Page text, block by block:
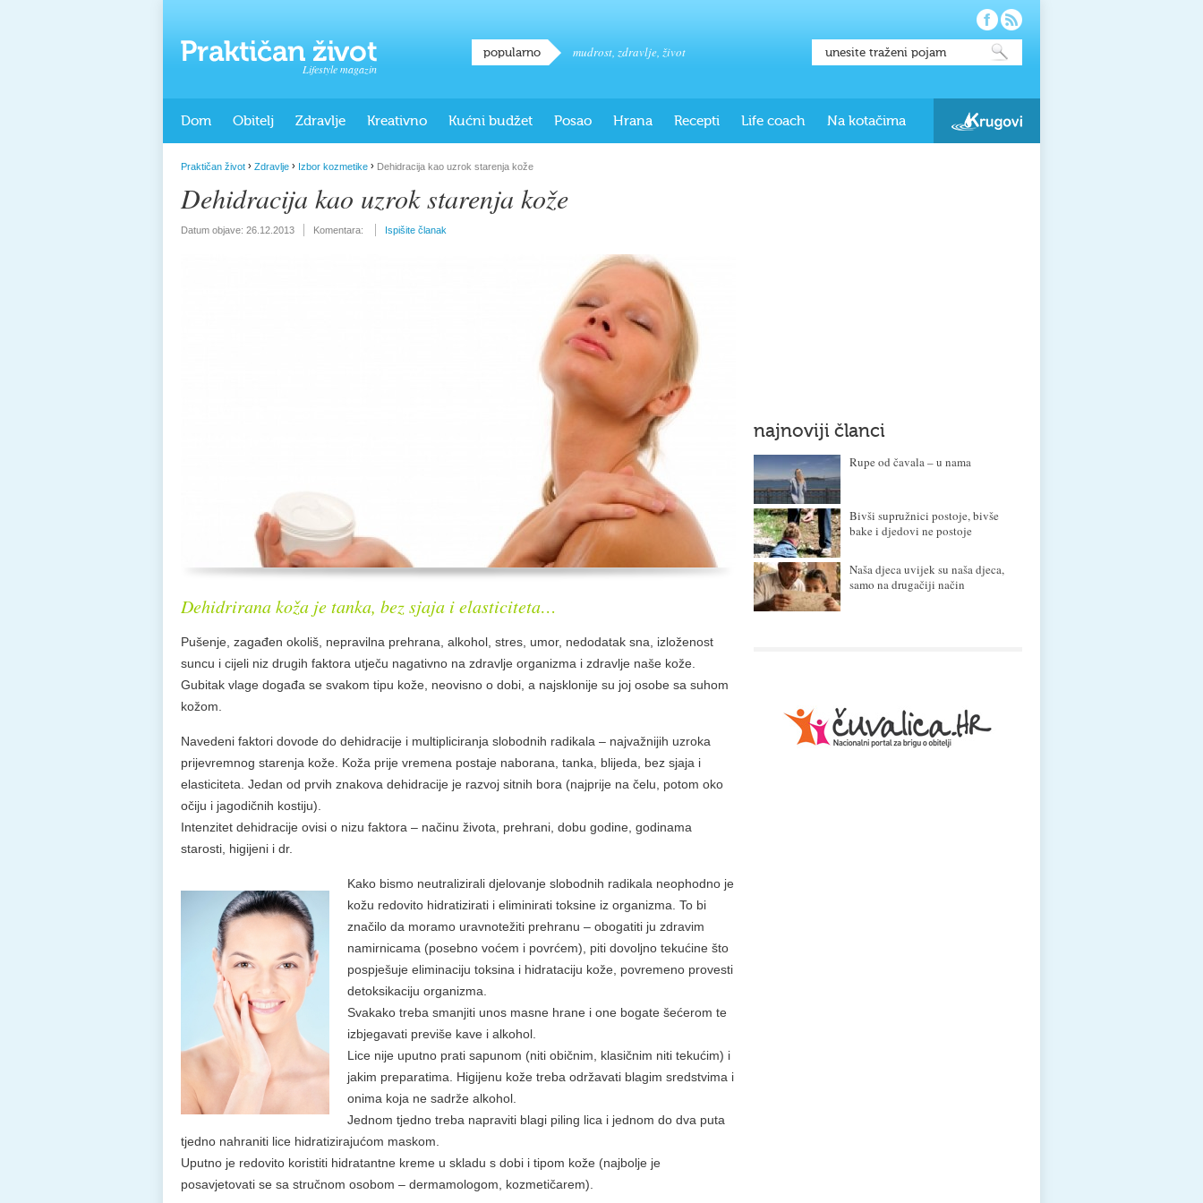
Lifestyle magazin
popularno mudrost, zdravlje, život
Dom Obitelj Zdravlje Kreativno Kućni budžet Posao Hrana Recepti Life coach Na kotačima
Praktičan život › Zdravlje › Izbor kozmetike › Dehidracija kao uzrok starenja kože
Dehidracija kao uzrok starenja kože
Datum objave: 26.12.2013 Komentara: Ispišite članak
Dehidrirana koža je tanka, bez sjaja i elasticiteta…
Pušenje, zagađen okoliš, nepravilna prehrana, alkohol, stres, umor, nedodatak sna, izloženost
suncu i cijeli niz drugih faktora utječu nagativno na zdravlje organizma i zdravlje naše kože.
Gubitak vlage događa se svakom tipu kože, neovisno o dobi, a najsklonije su joj osobe sa suhom
kožom.
Navedeni faktori dovode do dehidracije i multipliciranja slobodnih radikala – najvažnijih uzroka
prijevremnog starenja kože. Koža prije vremena postaje naborana, tanka, blijeda, bez sjaja i
elasticiteta. Jedan od prvih znakova dehidracije je razvoj sitnih bora (najprije na čelu, potom oko
očiju i jagodičnih kostiju).
Intenzitet dehidracije ovisi o nizu faktora – načinu života, prehrani, dobu godine, godinama
starosti, higijeni i dr.
Kako bismo neutralizirali djelovanje slobodnih radikala neophodno je
kožu redovito hidratizirati i eliminirati toksine iz organizma. To bi
značilo da moramo uravnotežiti prehranu – obogatiti ju zdravim
namirnicama (posebno voćem i povrćem), piti dovoljno tekućine što
pospješuje eliminaciju toksina i hidrataciju kože, povremeno provesti
detoksikaciju organizma.
Svakako treba smanjiti unos masne hrane i one bogate šećerom te
izbjegavati previše kave i alkohol.
Lice nije uputno prati sapunom (niti običnim, klasičnim niti tekućim) i
jakim preparatima. Higijenu kože treba održavati blagim sredstvima i
onima koja ne sadrže alkohol.
Jednom tjedno treba napraviti blagi piling lica i jednom do dva puta
tjedno nahraniti lice hidratizirajućom maskom.
Uputno je redovito koristiti hidratantne kreme u skladu s dobi i tipom kože (najbolje je
posavjetovati se sa stručnom osobom – dermamologom, kozmetičarem).
najnoviji članci
Rupe od čavala – u nama
Bivši supružnici postoje, bivše
bake i djedovi ne postoje
Naša djeca uvijek su naša djeca,
samo na drugačiji način